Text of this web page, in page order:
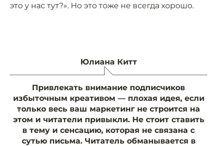
это у нас тут?». Но это тоже не всегда хорошо.
Юлиана Китт
Привлекать внимание подписчиков
избыточным креативом — плохая идея, если
только весь ваш маркетинг не строится на
этом и читатели привыкли. Не стоит ставить
в тему и сенсацию, которая не связана с
сутью письма. Читатель обманывается в